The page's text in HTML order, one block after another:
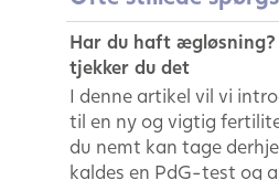
Har du haft ægløsning?
tjekker du det
I denne artikel vil vi
til en ny og vigtig
du nemt kan tage
kaldes en PdG-test og